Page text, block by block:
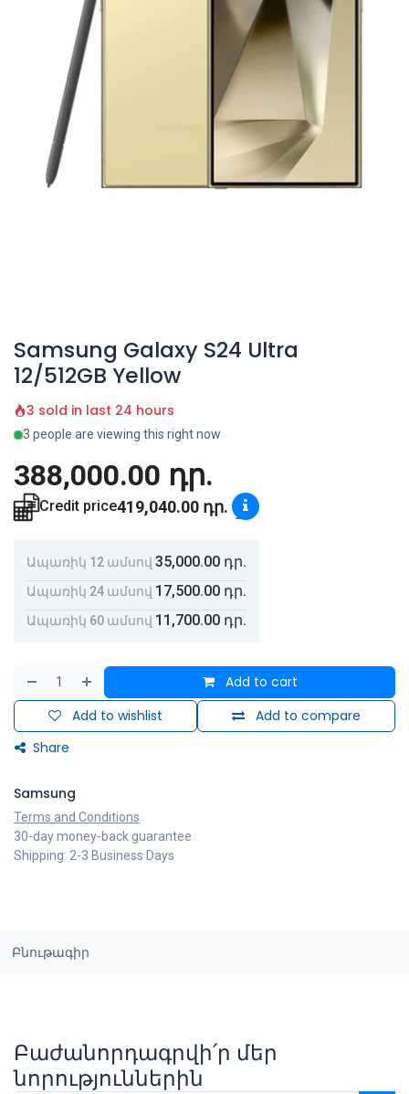
Samsung Galaxy S24 Ultra
12/512GB Yellow
3 sold in last 24 hours
3 people are viewing this right now
388,000.00 դր.
Credit price419,040.00 դր.
Ապառիկ 12 ամսով 35,000.00 դր.
Ապառիկ 24 ամսով 17,500.00 դր.
Ապառիկ 60 ամսով 11,700.00 դր.
Add to cart
Add to compare
Add to wishlist
Share
Samsung
Terms and Conditions
30-day money-back guarantee
Shipping: 2-3 Business Days
Բնութագիր
Բաժանորդագրվի՛ր մեր
նորություններին